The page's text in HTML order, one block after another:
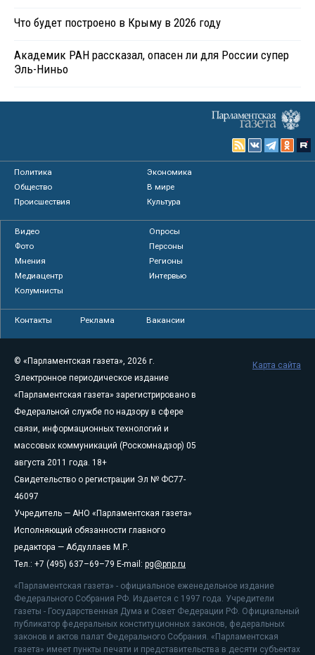
Что будет построено в Крыму в 2026 году
Академик РАН рассказал, опасен ли для России супер
Эль-Ниньо
Политика
Экономика
Общество
В мире
Происшествия
Культура
Видео
Опросы
Фото
Персоны
Мнения
Регионы
Медиацентр
Интервью
Колумнисты
Контакты Реклама Вакансии
© «Парламентская газета», 2026 г.
Электронное периодическое издание
«Парламентская газета» зарегистрировано в
Федеральной службе по надзору в сфере
связи, информационных технологий и
массовых коммуникаций (Роскомнадзор) 05
августа 2011 года. 18+
Свидетельство о регистрации Эл № ФС77-
46097
Учредитель — АНО «Парламентская газета»
Исполняющий обязанности главного
редактора — Абдуллаев М.Р.
Тел.: +7 (495) 637–69–79 E-mail: pg@pnp.ru
«Парламентская газета» - официальное еженедельное издание
Федерального Собрания РФ. Издается с 1997 года. Учредители
газеты - Государственная Дума и Совет Федерации РФ. Официальный
публикатор федеральных конституционных законов, федеральных
законов и актов палат Федерального Собрания. «Парламентская
газета» имеет пункты печати и представительства в десяти субъектах
Карта сайта